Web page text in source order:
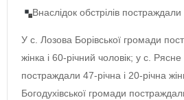
Внаслідок обстрілів
У с. Лозова Борівської громади
жінка і 60-річний чоловік; у с.
постраждали 47-річна і 20-річна
Богодухівської громади